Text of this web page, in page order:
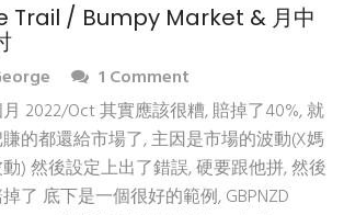
Trail / Bumpy Market & 月中
1 Comment
2022/Oct 其實應該很糟, 賠掉了40%, 就
的都還給市場了, 主因是市場的波動(X媽
) 然後設定上出了錯誤, 硬要跟他拼, 然後
了 底下是一個很好的範例, GBPNZD